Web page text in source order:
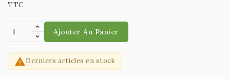
TTC
Ajouter Au Panier
Derniers articles en stock